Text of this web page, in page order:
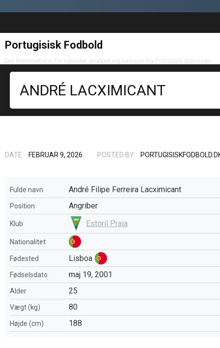
Portugisisk Fodbold
Din hjemmebane for nyheder, analyse og passion fra Portugals grønsvær
ANDRÉ LACXIMICANT
DATE: FEBRUAR 9, 2026 POSTED BY:
Fulde navn André Filipe Ferreira Lacximicant
Position Angriber
Klub Estoril Praia
Nationalitet
Fødested Lisboa
Fødselsdato maj 19, 2001
Alder 25
Vægt (kg) 80
Højde (cm) 188